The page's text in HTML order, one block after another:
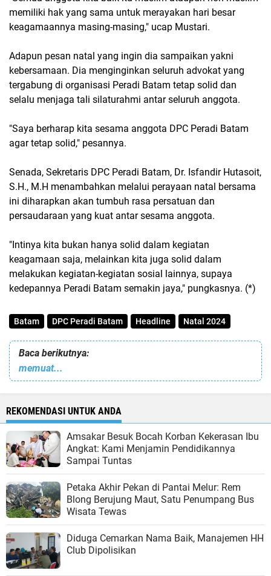
memiliki hak yang sama untuk merayakan hari besar
keagamaannya masing-masing," ucap Mustari.
Adapun pesan natal yang ingin dia sampaikan yakni
kebersamaan. Dia menginginkan seluruh advokat yang
tergabung di organisasi Peradi Batam tetap solid dan
selalu menjaga tali silaturahmi antar seluruh anggota.
"Saya berharap kita sesama anggota DPC Peradi Batam
agar tetap solid," pesannya.
Senada, Sekretaris DPC Peradi Batam, Dr. Isfandir Hutasoit,
S.H., M.H menambahkan melalui perayaan natal bersama
ini diharapkan akan tumbuh rasa persatuan dan
persaudaraan yang kuat antar sesama anggota.
"Intinya kita bukan hanya solid dalam kegiatan
keagamaan saja, melainkan kita juga solid dalam
melakukan kegiatan-kegiatan sosial lainnya, supaya
kedepannya Peradi Batam semakin jaya," pungkasnya. (*)
Batam DPC Peradi Batam Headline Natal 2024
Baca berikutnya:
memuat...
REKOMENDASI UNTUK ANDA
Amsakar Besuk Bocah Korban Kekerasan Ibu
Angkat: Kami Menjamin Pendidikannya
Sampai Tuntas
Petaka Akhir Pekan di Pantai Melur: Rem
Blong Berujung Maut, Satu Penumpang Bus
Wisata Tewas
Diduga Cemarkan Nama Baik, Manajemen HH
Club Dipolisikan